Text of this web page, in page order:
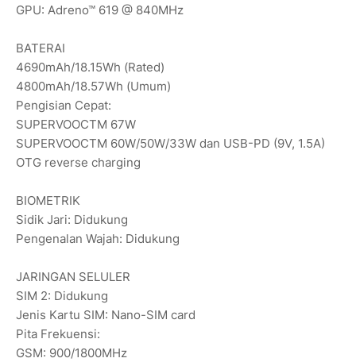
GPU: Adreno™ 619 @ 840MHz
BATERAI
4690mAh/18.15Wh (Rated)
4800mAh/18.57Wh (Umum)
Pengisian Cepat:
SUPERVOOCTM 67W
SUPERVOOCTM 60W/50W/33W dan USB-PD (9V, 1.5A)
OTG reverse charging
BIOMETRIK
Sidik Jari: Didukung
Pengenalan Wajah: Didukung
JARINGAN SELULER
SIM 2: Didukung
Jenis Kartu SIM: Nano-SIM card
Pita Frekuensi:
GSM: 900/1800MHz